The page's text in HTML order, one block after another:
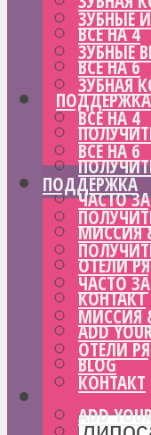
ВСЕ НА 4
ВСЕ НА 6
ПОДДЕРЖКА
ЧАСТО
МИССИЯ
ОТЕЛИ
КОНТАКТ
ADD
BLOG
ЗУБНЫЕ
ЗУБНЫЕ
ЗУБНАЯ
ВСЕ НА 4
ВСЕ НА 6
ПОДДЕРЖКА
ЧАСТО
МИССИЯ
ОТЕЛИ
КОНТАКТ
ADD